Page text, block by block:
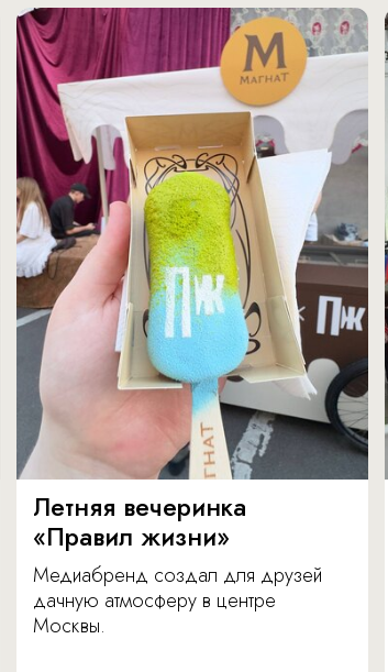
Летняя вечеринка
«Правил жизни»
Медиабренд создал для друзей
дачную атмосферу в центре
Москвы.